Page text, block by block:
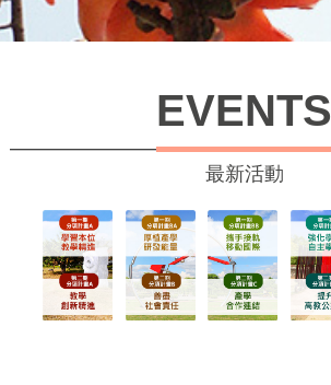
EVENTS
最新活動